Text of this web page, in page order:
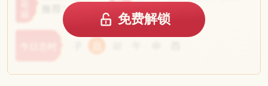
免费解锁